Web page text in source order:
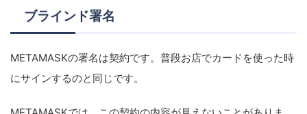
ブラインド署名
METAMASKの署名は契約です。普段お店でカードを使った時
にサインするのと同じです。